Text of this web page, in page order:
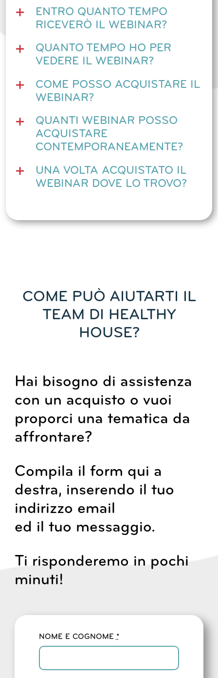
ENTRO QUANTO TEMPO
RICEVERÒ IL WEBINAR?
QUANTO TEMPO HO PER
VEDERE IL WEBINAR?
COME POSSO ACQUISTARE IL
WEBINAR?
QUANTI WEBINAR POSSO
ACQUISTARE
CONTEMPORANEAMENTE?
UNA VOLTA ACQUISTATO IL
WEBINAR DOVE LO TROVO?
COME PUÒ AIUTARTI IL
TEAM DI HEALTHY
HOUSE?
Hai bisogno di assistenza
con un acquisto o vuoi
proporci una tematica da
affrontare?
Compila il form qui a
destra, inserendo il tuo
indirizzo email
ed il tuo messaggio.
Ti risponderemo in pochi
minuti!
NOME E COGNOME *